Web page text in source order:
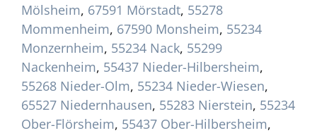
Mölsheim, 67591 Mörstadt, 55278
Mommenheim, 67590 Monsheim, 55234
Monzernheim, 55234 Nack, 55299
Nackenheim, 55437 Nieder-Hilbersheim,
55268 Nieder-Olm, 55234 Nieder-Wiesen,
65527 Niedernhausen, 55283 Nierstein, 55234
Ober-Flörsheim, 55437 Ober-Hilbersheim,